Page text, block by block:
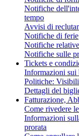
Notifiche
tempo
Avvisi di
Notifiche di ferie
Notifiche
Notifiche sulle
Tickets e
Informazioni sui
Politiche:
Dettagli del
Fatturazione,
Come rivedere
Informazioni
prorata